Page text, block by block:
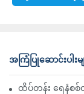
အကြံပြုဆောင်းပါးမျ
ထိပ်တန်း ရေနံစစ်